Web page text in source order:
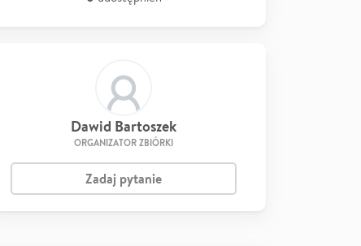
Dawid Bartoszek
ORGANIZATOR ZBIÓRKI
Zadaj pytanie